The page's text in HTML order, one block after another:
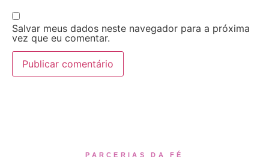
Salvar meus dados neste navegador para a próxima
vez que eu comentar.
PARCERIAS DA FÉ